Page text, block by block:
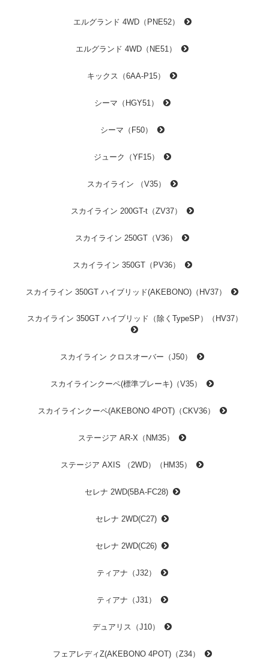
エルグランド 4WD（PNE52）
エルグランド 4WD（NE51）
キックス（6AA-P15）
シーマ（HGY51）
シーマ（F50）
ジューク（YF15）
スカイライン （V35）
スカイライン 200GT-t（ZV37）
スカイライン 250GT（V36）
スカイライン 350GT（PV36）
スカイライン 350GT ハイブリッド(AKEBONO)（HV37）
スカイライン 350GT ハイブリッド（除くTypeSP）（HV37）
スカイライン クロスオーバー（J50）
スカイラインクーペ(標準ブレーキ)（V35）
スカイラインクーペ(AKEBONO 4POT)（CKV36）
ステージア AR-X（NM35）
ステージア AXIS （2WD）（HM35）
セレナ 2WD(5BA-FC28)
セレナ 2WD(C27)
セレナ 2WD(C26)
ティアナ（J32）
ティアナ（J31）
デュアリス（J10）
フェアレディZ(AKEBONO 4POT)（Z34）